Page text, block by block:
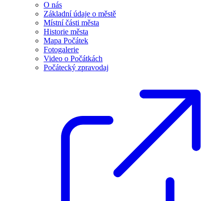
O nás
Základní údaje o městě
Místní části města
Historie města
Mapa Počátek
Fotogalerie
Video o Počátkách
Počátecký zpravodaj